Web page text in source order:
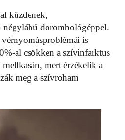
küzdenek,
négylábú dorombológéppel.
is
al csökken a szívinfarktus
mert érzékelik a
meg a szívroham